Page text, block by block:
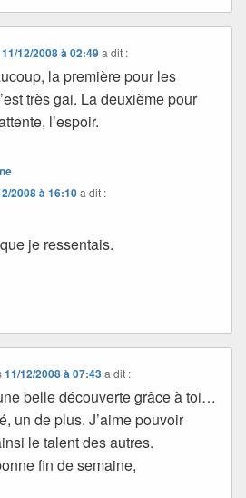
11/12/2008 à 02:49 a dit :
la première pour les
très gai. La deuxième pour
l’espoir.
2008 à 16:10a dit :
je ressentais.
11/12/2008 à 07:43 a dit :
belle découverte grâce à toi…
un de plus. J’aime pouvoir
le talent des autres.
fin de semaine,